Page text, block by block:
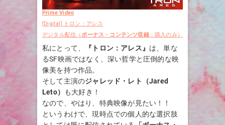
Prime Video
[Digital] トロン：アレス
デジタル配信（ボーナス・コンテンツ収録：購入のみ）
私にとって、 『トロン：アレス』 は、単な
るSF映画ではなく、深い哲学と圧倒的な映
像美を持つ作品。
そして主演のジャレッド・レト（Jared
Leto）
も大好き！
なので、やはり、特典映像が見たい！！
というわけで、現時点での個人的な選択肢